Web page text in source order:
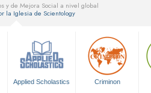
y de Mejora Social a nivel global
la Iglesia de Scientology
Applied Scholastics Criminon